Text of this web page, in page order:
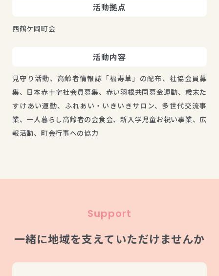
活動拠点
西鶴ケ岡町会
活動内容
見守り活動、高齢者情報誌「福寿草」の配布、社協会員募
集、日本赤十字社会員募集、赤い羽根共同募金運動、歳末た
すけあい運動、ふれあい・いきいきサロン、多世代交流事
業、一人暮らし高齢者の会食会、新入学児童お祝い事業、広
報活動、町会行事への協力
Support
一緒に地域を支えていただけませんか